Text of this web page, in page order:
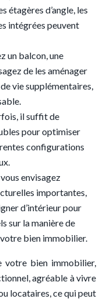
étagères d’angle, les
intégrées peuvent
un balcon, une
de les aménager
vie supplémentaires,
il suffit de
pour optimiser
configurations
vous envisagez
importantes,
d’intérieur pour
sur la manière de
bien immobilier.
votre bien immobilier,
agréable à vivre
locataires, ce qui peut